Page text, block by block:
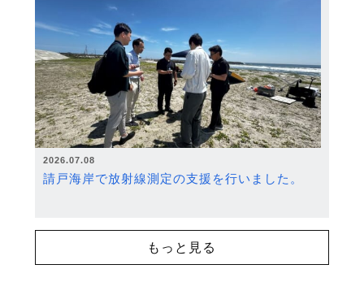
2026.07.08
請戸海岸で放射線測定の支援を行いました。
もっと見る